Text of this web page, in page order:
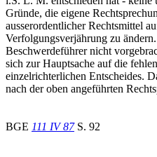
Gründe, die eigene
ausserordentlicher Rechtsmittel
Verfolgungsverjährung zu
Beschwerdeführer nicht
sich zur Hauptsache auf die
einzelrichterlichen Entscheides.
nach der oben angeführten
BGE 111 IV 87S. 92